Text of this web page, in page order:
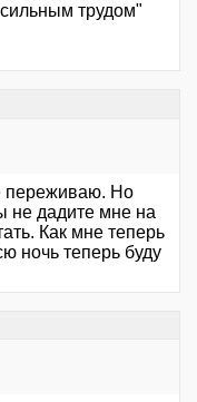
трудом"
переживаю. Но
не дадите мне на
Как мне теперь
ночь теперь буду